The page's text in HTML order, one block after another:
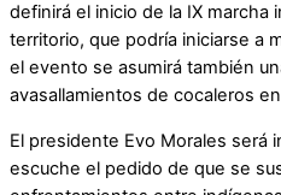
definirá el inicio de la IX
territorio, que podría iniciarse a
el evento se asumirá también
avasallamientos de cocaleros
El presidente Evo Morales será
escuche el pedido de que se